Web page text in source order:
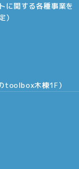
に関する各種事業を
）
toolbox木棟1F）